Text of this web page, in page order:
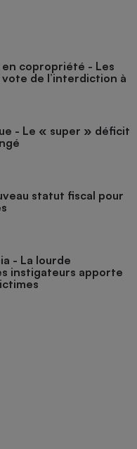
copropriété - Les
de l’interdiction à
- Le « super » déficit
statut fiscal pour
- La lourde
instigateurs apporte